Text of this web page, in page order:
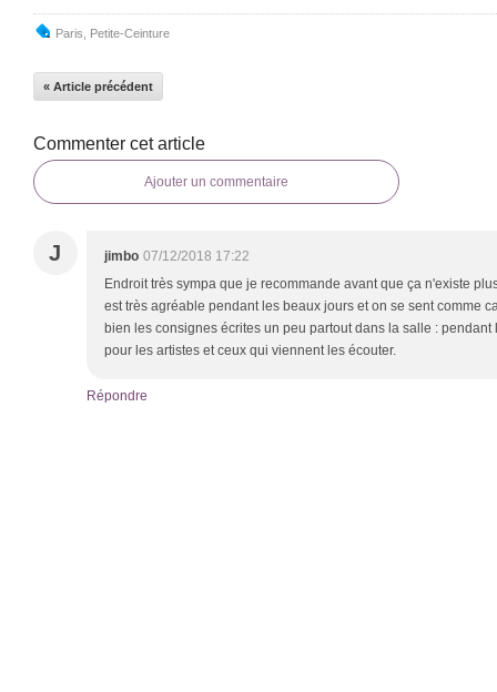
Paris Petite-Ceinture
« Article précédent
Commenter cet article
Ajouter un commentaire
J jimbo 07/12/2018 17:22
Endroit très sympa que je recommande avant que ça n'existe
est très agréable pendant les beaux jours et on se sent comme
bien les consignes écrites un peu partout dans la salle :
pour les artistes et ceux qui viennent les écouter.
Répondre